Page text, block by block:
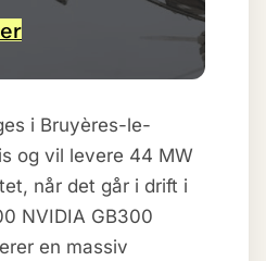
i Bruyères-le-
og vil levere 44 MW
når det går i drift i
NVIDIA GB300
en massiv